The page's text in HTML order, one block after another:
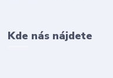
Kde nás nájdete